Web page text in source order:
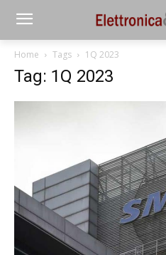
Home Tags 1Q 2023
Tag: 1Q 2023